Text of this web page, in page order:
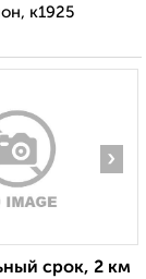
к1925
›
срок, 2 км